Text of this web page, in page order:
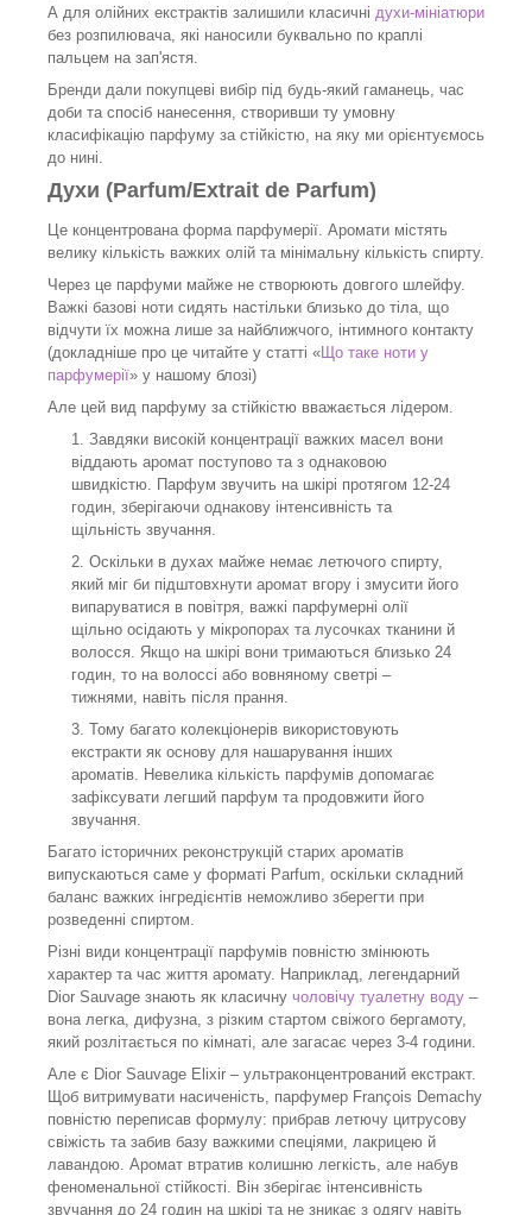
А для олійних екстрактів залишили класичні духи-мініатюри
без розпилювача, які наносили буквально по краплі
пальцем на зап'ястя.
Бренди дали покупцеві вибір під будь-який гаманець, час
доби та спосіб нанесення, створивши ту умовну
класифікацію парфуму за стійкістю, на яку ми орієнтуємось
до нині.
Духи (Parfum/Extrait de Parfum)
Це концентрована форма парфумерії. Аромати містять
велику кількість важких олій та мінімальну кількість спирту.
Через це парфуми майже не створюють довгого шлейфу.
Важкі базові ноти сидять настільки близько до тіла, що
відчути їх можна лише за найближчого, інтимного контакту
(докладніше про це читайте у статті «Що таке ноти у
парфумерії» у нашому блозі)
Але цей вид парфуму за стійкістю вважається лідером.
Завдяки високій концентрації важких масел вони
віддають аромат поступово та з однаковою
швидкістю. Парфум звучить на шкірі протягом 12-24
годин, зберігаючи однакову інтенсивність та
щільність звучання.
Оскільки в духах майже немає летючого спирту,
який міг би підштовхнути аромат вгору і змусити його
випаруватися в повітря, важкі парфумерні олії
щільно осідають у мікропорах та лусочках тканини й
волосся. Якщо на шкірі вони тримаються близько 24
годин, то на волоссі або вовняному светрі –
тижнями, навіть після прання.
Тому багато колекціонерів використовують
екстракти як основу для нашарування інших
ароматів. Невелика кількість парфумів допомагає
зафіксувати легший парфум та продовжити його
звучання.
Багато історичних реконструкцій старих ароматів
випускаються саме у форматі Parfum, оскільки складний
баланс важких інгредієнтів неможливо зберегти при
розведенні спиртом.
Різні види концентрації парфумів повністю змінюють
характер та час життя аромату. Наприклад, легендарний
Dior Sauvage знають як класичну чоловічу туалетну воду –
вона легка, дифузна, з різким стартом свіжого бергамоту,
який розлітається по кімнаті, але загасає через 3-4 години.
Але є Dior Sauvage Elixir – ультраконцентрований екстракт.
Щоб витримувати насиченість, парфумер François Demachy
повністю переписав формулу: прибрав летючу цитрусову
свіжість та забив базу важкими спеціями, лакрицею й
лавандою. Аромат втратив колишню легкість, але набув
феноменальної стійкості. Він зберігає інтенсивність
звучання до 24 годин на шкірі та не зникає з одягу навіть